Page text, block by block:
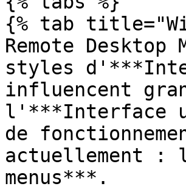
{% tab
Remote
styles
influencent
l'***Interface
de
actuellement :
menus***.